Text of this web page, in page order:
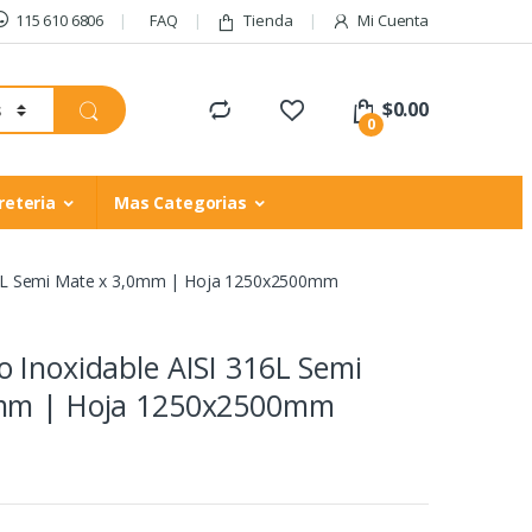
115 610 6806 FAQ Tienda Mi Cuenta
0
$0.00
Mas Categorias
Semi Mate x 3,0mm | Hoja 1250x2500mm
Inoxidable AISI 316L Semi
| Hoja 1250x2500mm